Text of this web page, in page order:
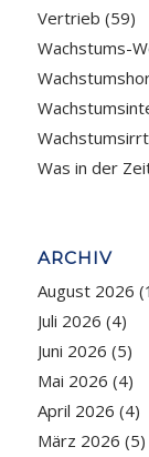
Vertrieb (59)
Wachstums-
Was in der
ARCHIV
August 2026
Juli 2026 (4)
Juni 2026 (5)
Mai 2026 (4)
April 2026 (4)
März 2026 (5)